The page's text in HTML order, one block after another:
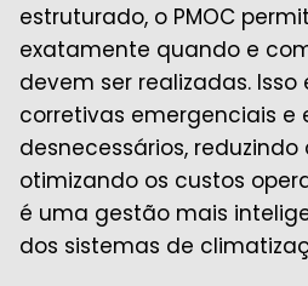
estruturado, o PMOC
exatamente quando e
devem ser realizadas.
corretivas emergenciais e
desnecessários,
otimizando os custos
é uma gestão mais
dos sistemas de